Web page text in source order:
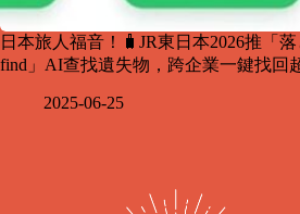
日本旅人福音！🧳JR東日本2026推「
find」AI查找遺失物，跨企業一鍵找回
2025-06-25